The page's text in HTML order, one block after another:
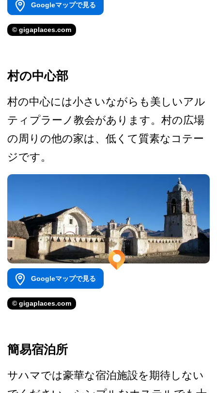
Googleマップで見る
© gigaplaces.com
村の中心部
村の中心には小さいながらも­美しいアル
ティプラーノ教会があります。村の広場
の­周りの他の家は、低くて質素なコテー
ジです。
Googleマップで見る
© gigaplaces.com
簡易宿泊所
サハマでは豪華な宿泊施設を­期待しない